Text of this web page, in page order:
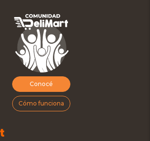
Conocé
Cómo funciona